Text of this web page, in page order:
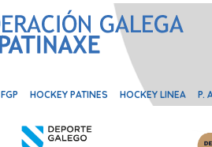
FGP HOCKEY PATINES HOCKEY LINEA P.